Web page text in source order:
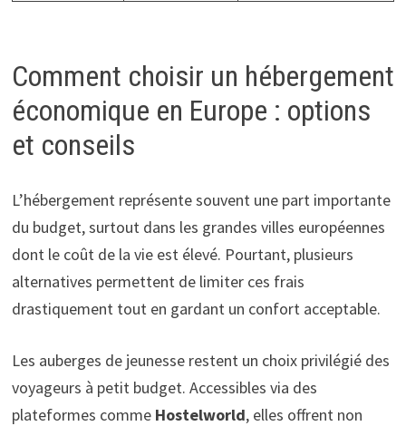
Comment choisir un hébergement
économique en Europe : options
et conseils
L’hébergement représente souvent une part importante
du budget, surtout dans les grandes villes européennes
dont le coût de la vie est élevé. Pourtant, plusieurs
alternatives permettent de limiter ces frais
drastiquement tout en gardant un confort acceptable.
Les auberges de jeunesse restent un choix privilégié des
voyageurs à petit budget. Accessibles via des
plateformes comme Hostelworld, elles offrent non